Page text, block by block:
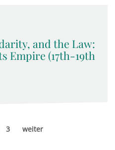
and the Law:
Empire (17th-19th
3 weiter